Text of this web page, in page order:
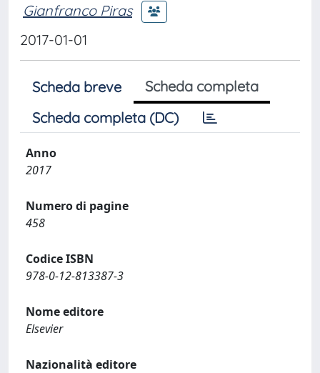
Gianfranco Piras
2017-01-01
Scheda breve
Scheda completa
Scheda completa (DC)
Anno
2017
Numero di pagine
458
Codice ISBN
978-0-12-813387-3
Nome editore
Elsevier
Nazionalità editore